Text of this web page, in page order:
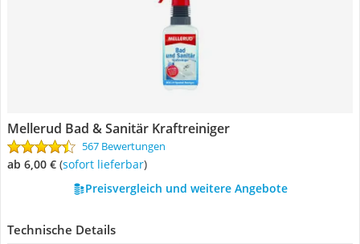
Mellerud Bad & Sanitär Kraftreiniger
567 Bewertungen
ab 6,00 € ( Sofort lieferbar)
Preisvergleich und weitere Angebote
Technische Details